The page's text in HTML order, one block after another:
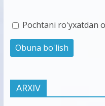
Pochtani ro'yxatdan
ARXIV